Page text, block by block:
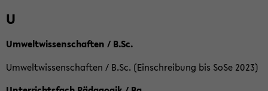
U
Umweltwissenschaften / B.Sc.
Umweltwissenschaften / B.Sc. (Einschreibung bis SoSe 2023)